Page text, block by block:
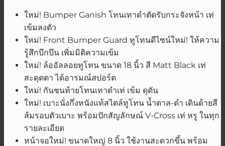
ใหม่! Bumper Ganish โทนเทาดำตัดรับกระจังหน้า เท่
เข้มลงตัว
ใหม่! Front Bumper Guard ทูโทนดีไซน์ใหม่! ให้ความ
รู้สึกบึกบึน เพิ่มมิติความเข้ม
ใหม่! ล้ออัลลอยทูโทน ขนาด 18 นิ้ว สี Matt Black เท่
สะดุดตา ได้อารมณ์สปอร์ต
ใหม่! กันชนท้ายโทนเทาดำเท่ เข้ม ดุดัน
ใหม่! เบาะนั่งกึ่งหนังแท้สไตล์ทูโทน น้ำตาล-ดำ เดินด้ายสี
ส้มรอบตัวเบาะ พร้อมปักสัญลักษณ์ V-Cross เท่ หรู ในทุก
รายละเอียด
หน้าจอใหม่! ขนาดใหญ่ 8 นิ้ว ใช้งานสะดวกขึ้น พร้อม